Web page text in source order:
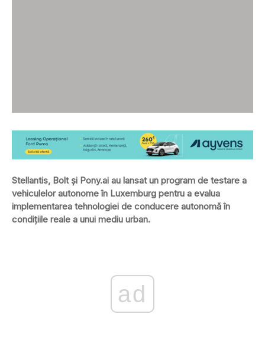
Stellantis, Bolt și Pony.ai au lansat un program de testare a
vehiculelor autonome în Luxemburg pentru a evalua
implementarea tehnologiei de conducere autonomă în
condițiile reale a unui mediu urban.
ad